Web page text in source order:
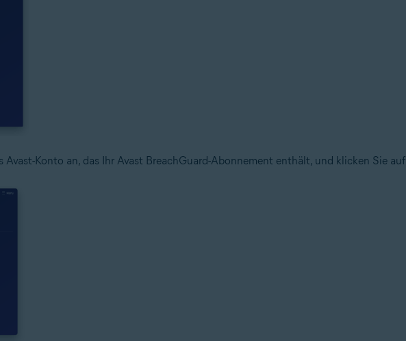
Konto an, das Ihr Avast BreachGuard-Abonnement enthält, und klicken Sie auf